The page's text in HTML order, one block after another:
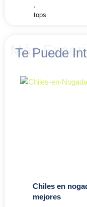
,
tops
Más
Te Puede
Chiles en
mejores